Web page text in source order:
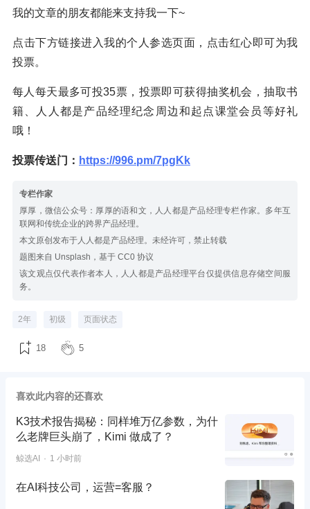
我的文章的朋友都能来支持我一下~
点击下方链接进入我的个人参选页面，点击红心即可为我
投票。
每人每天最多可投35票，投票即可获得抽奖机会，抽取书
籍、人人都是产品经理纪念周边和起点课堂会员等好礼
哦！
投票传送门： https://996.pm/7pgKk
专栏作家
厚厚，微信公众号：厚厚的语和文，人人都是产品经理专栏作家。多年互
联网和传统企业的跨界产品经理。
本文原创发布于人人都是产品经理。未经许可，禁止转载
题图来自 Unsplash，基于 CC0 协议
该文观点仅代表作者本人，人人都是产品经理平台仅提供信息存储空间服
务。
2年 初级 页面状态
18 5
喜欢此内容的还喜欢
K3技术报告揭秘：同样堆万亿参数，为什
么老牌巨头崩了，Kimi 做成了？
鲸选AI 1 小时前
在AI科技公司，运营=客服？